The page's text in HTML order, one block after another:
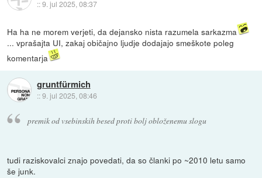
::9. jul 2025, 08:37
Ha ha ne morem verjeti, da dejansko nista razumela sarkazma
... vprašajta UI, zakaj običajno ljudje dodajajo smeškote poleg
komentarja
gruntfürmich
::9. jul 2025, 08:46
premik od vsebinskih besed proti bolj obloženemu slogu
tudi raziskovalci znajo povedati, da so članki po ~2010 letu samo
še junk.